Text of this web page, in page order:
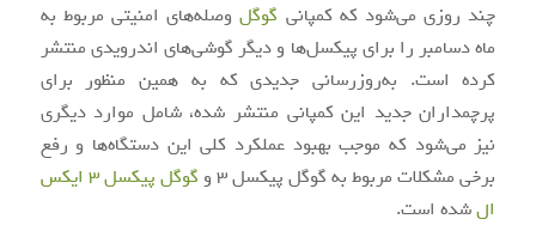
چند روزی می‌شود که کمپانی گوگلوصله‌های امنیتی مربوط به
ماه دسامبر را برای پیکسل‌ها و دیگر گوشی‌های اندرویدی منتشر
کرده است. به‌روزرسانی جدیدی که به همین منظور برای
پرچمداران جدید این کمپانی منتشر شده، شامل موارد دیگری
نیز می‌شود که موجب بهبود عملکرد کلی این دستگاه‌ها و رفع
برخی مشکلات مربوط به گوگل پیکسل 3 و
گوگل پیکسل 3 ایکس
الشده است.